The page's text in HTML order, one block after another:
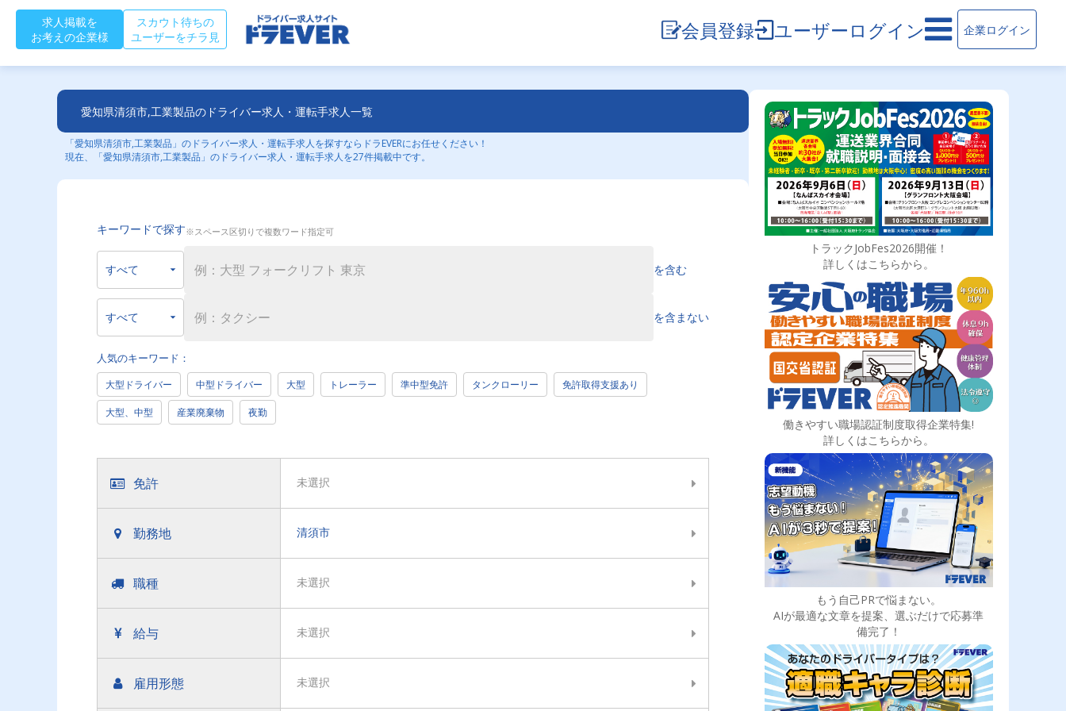
求人掲載を
お考えの企業様
スカウト待ちの
ユーザーをチラ見
会員登録 ユーザーログイン 企業ログイン
愛知県清須市,工業製品のドライバー求人・運転手求人一覧
「愛知県清須市,工業製品」のドライバー求人・運転手求人を探すならドラEVERにお任せください！
現在、「愛知県清須市,工業製品」のドライバー求人・運転手求人を27件掲載中です。
キーワードで探す※スペース区切りで複数ワード指定可
を含む
を含まない
人気のキーワード：
大型ドライバー 中型ドライバー 大型 トレーラー 準中型免許 タンクローリー 免許取得支援あり
大型、中型 産業廃棄物 夜勤
免許 未選択
勤務地 清須市
職種 未選択
給与 未選択
雇用形態 未選択
トラックJobFes2026開催！
詳しくはこちらから。
働きやすい職場認証制度取得企業特集!
詳しくはこちらから。
もう自己PRで悩まない。
AIが最適な文章を提案、選ぶだけで応募準
備完了！